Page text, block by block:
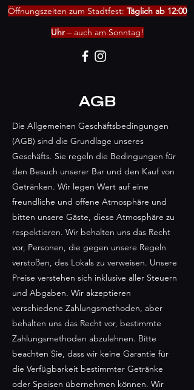
Öffnungszeiten zum Stadtfest: Täglich ab 12:00
Uhr– auch am Sonntag!
AGB
Die Allgemeinen Geschäftsbedingungen
(AGB) sind die Grundlage unseres
Geschäfts. Sie regeln die Bedingungen für
den Besuch unserer Bar und den Kauf von
Getränken. Wir legen Wert auf eine
freundliche und offene Atmosphäre und
bitten unsere Gäste, diese Atmosphäre zu
respektieren. Wir behalten uns das Recht
vor, Personen, die gegen unsere Regeln
verstoßen, des Lokals zu verweisen. Unsere
Preise verstehen sich inklusive aller Steuern
und Abgaben. Wir akzeptieren
verschiedene Zahlungsmethoden, aber
behalten uns das Recht vor, bestimmte
Zahlungsmethoden abzulehnen. Bitte
beachten Sie, dass wir keine Garantie für
die Verfügbarkeit bestimmter Getränke
oder Speisen übernehmen können. Wir